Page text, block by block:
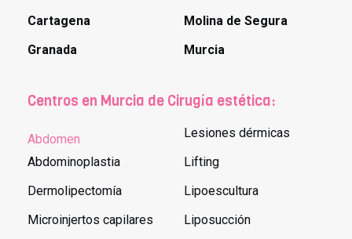
Cartagena
Granada
Molina de Segura
Murcia
Centros en Murcia de Cirugía estética:
Abdomen
Abdominoplastia
Dermolipectomía
Microinjertos capilares
Lesiones dérmicas
Lifting
Lipoescultura
Liposucción